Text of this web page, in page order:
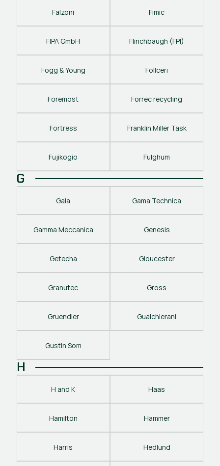
Falzoni Fimic
FIPA GmbH Flinchbaugh (FPI)
Fogg & Young Follceri
Foremost Forrec recycling
Fortress Franklin Miller Task
Fujikogio Fulghum
G
Gala Gama Technica
Gamma Meccanica Genesis
Getecha Gloucester
Granutec Gross
Gruendler Gualchierani
Gustin Som
H
H and K Haas
Hamilton Hammer
Harris Hedlund